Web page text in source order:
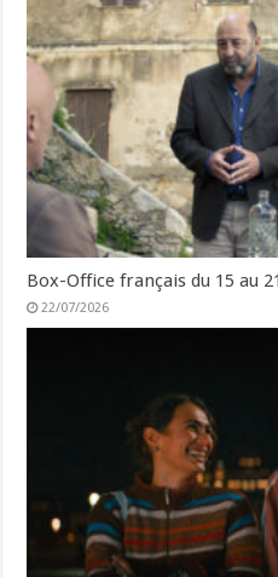
Box-Office français du 15 au
22/07/2026